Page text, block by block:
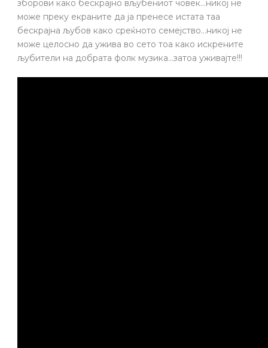
зборови како бескрајно вљубениот човек…никој не
може преку екраните да ја пренесе истата таа
бескрајна љубов како среќното семејство…никој не
може целосно да ужива во сето тоа како искрените
љубители на добрата фолк музика…затоа уживајте!!!